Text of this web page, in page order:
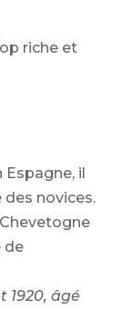
riche et
Espagne, il
novices.
de
1920, âgé